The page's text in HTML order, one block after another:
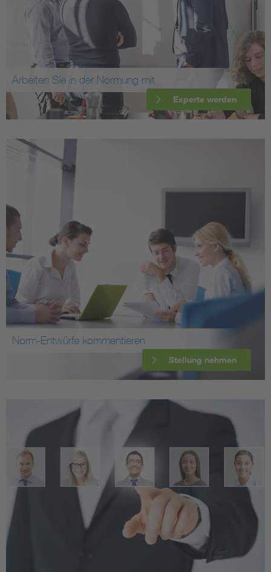
Arbeiten Sie in der Normung mit
Experte werden
Norm-Entwürfe kommentieren
Stellung nehmen